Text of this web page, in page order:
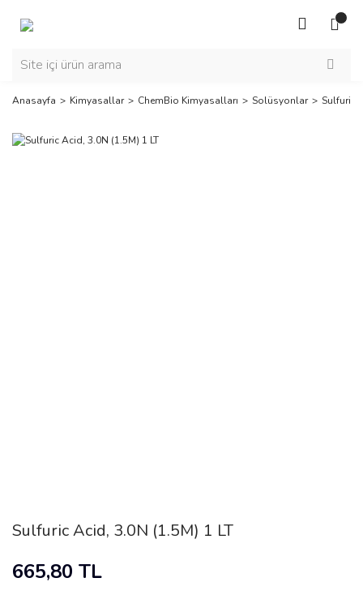
Anasayfa Kimyasallar ChemBio Kimyasalları Solüsyonlar Sulfuric
Sulfuric Acid, 3.0N (1.5M) 1 LT
665,80 TL